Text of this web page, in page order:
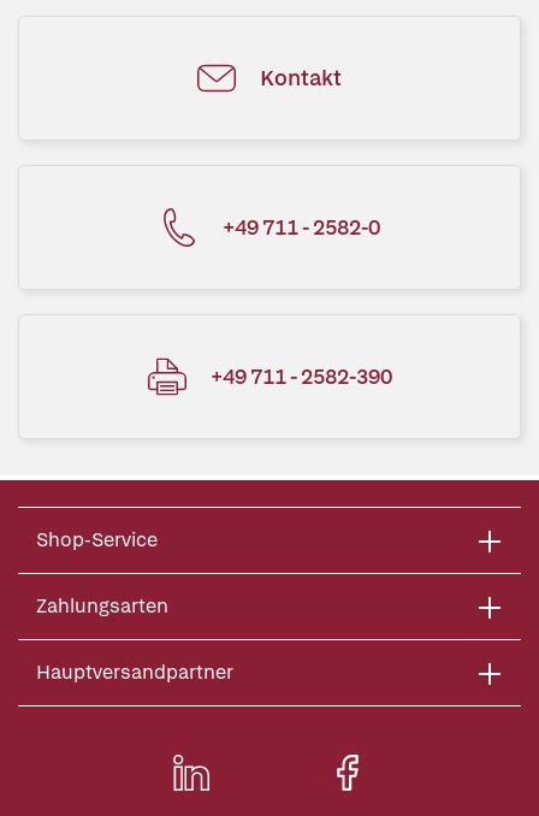
Kontakt
+49 711 - 2582-0
+49 711 - 2582-390
Shop-Service
Zahlungsarten
Hauptversandpartner